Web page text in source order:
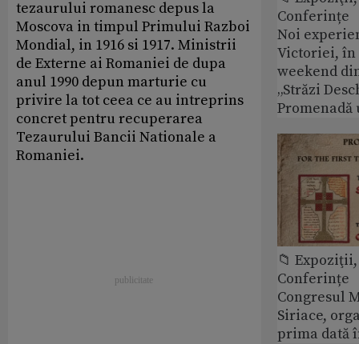
tezaurului romanesc depus la
Moscova in timpul Primului Razboi
Mondial, in 1916 si 1917. Ministrii
de Externe ai Romaniei de dupa
anul 1990 depun marturie cu
privire la tot ceea ce au intreprins
concret pentru recuperarea
Tezaurului Bancii Nationale a
Romaniei.
Conferințe
Noi
Victoriei,
weekend
„Străzi
Promenadă
📁
Conferințe
Congresul
Siriace,
prima dată